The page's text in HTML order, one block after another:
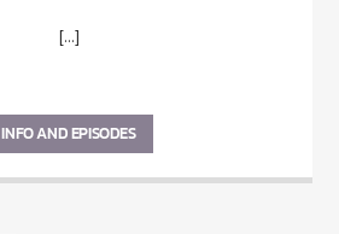
[...]
INFO AND EPISODES